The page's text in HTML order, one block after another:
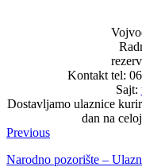
Kontakt tel:
Sajt:
Dostavljamo ulaznice
dan na
Previous
Narodno pozorište –